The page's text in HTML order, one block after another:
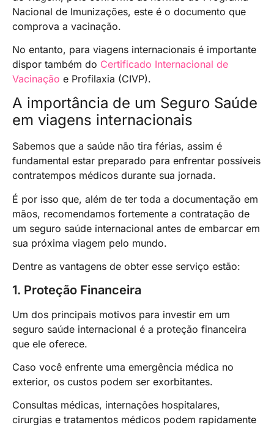
Nacional de Imunizações, este é o documento que
comprova a vacinação.
No entanto, para viagens internacionais é importante
dispor também do Certificado Internacional de
Vacinação e Profilaxia (CIVP).
A importância de um Seguro Saúde
em viagens internacionais
Sabemos que a saúde não tira férias, assim é
fundamental estar preparado para enfrentar possíveis
contratempos médicos durante sua jornada.
É por isso que, além de ter toda a documentação em
mãos, recomendamos fortemente a contratação de
um seguro saúde internacional antes de embarcar em
sua próxima viagem pelo mundo.
Dentre as vantagens de obter esse serviço estão:
1. Proteção Financeira
Um dos principais motivos para investir em um
seguro saúde internacional é a proteção financeira
que ele oferece.
Caso você enfrente uma emergência médica no
exterior, os custos podem ser exorbitantes.
Consultas médicas, internações hospitalares,
cirurgias e tratamentos médicos podem rapidamente